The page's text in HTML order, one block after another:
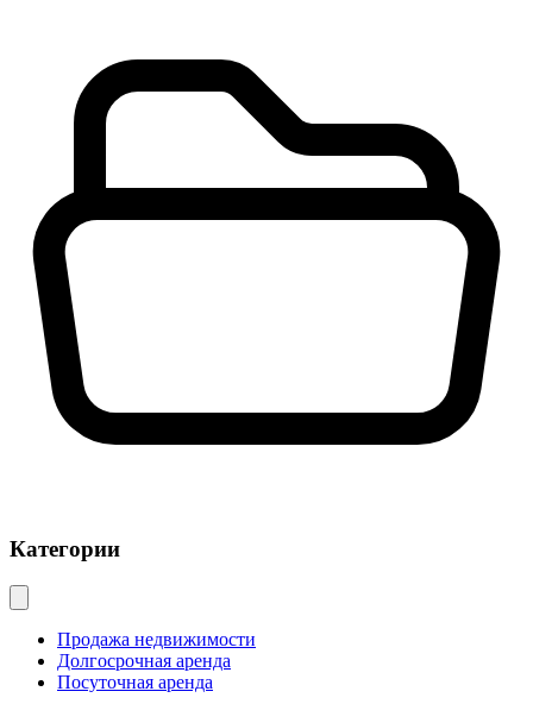
Категории
Продажа недвижимости
Долгосрочная аренда
Посуточная аренда